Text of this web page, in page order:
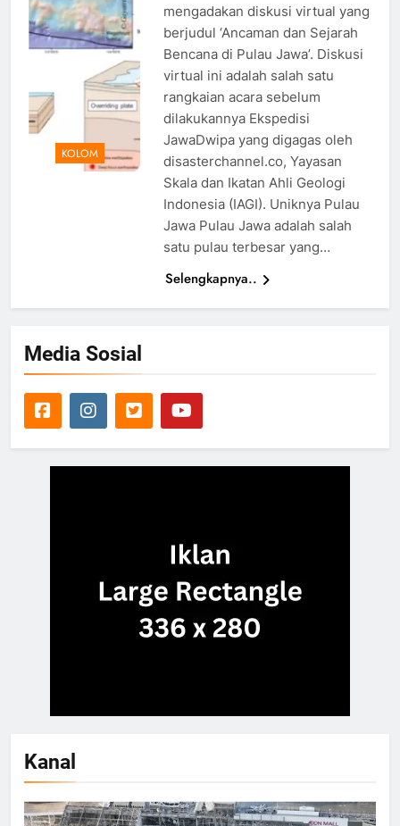
KOLOM
mengadakan diskusi virtual yang
berjudul ‘Ancaman dan Sejarah
Bencana di Pulau Jawa’. Diskusi
virtual ini adalah salah satu
rangkaian acara sebelum
dilakukannya Ekspedisi
JawaDwipa yang digagas oleh
disasterchannel.co, Yayasan
Skala dan Ikatan Ahli Geologi
Indonesia (IAGI). Uniknya Pulau
Jawa Pulau Jawa adalah salah
satu pulau terbesar yang…
Selengkapnya..
Media Sosial
Kanal